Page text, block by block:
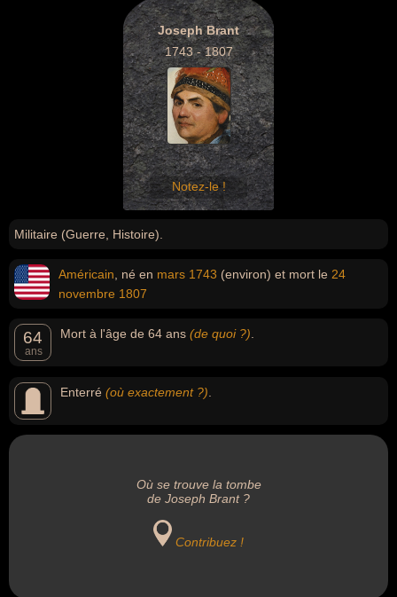
Joseph Brant
1743 - 1807
Notez-le !
Militaire (Guerre, Histoire).
Américain , né en mars 1743 (environ) et mort le 24
novembre 1807
64
ans
Mort à l'âge de 64 ans (de quoi ?)
Enterré (où exactement ?)
Où se trouve la tombe
de Joseph Brant ?
Contribuez !